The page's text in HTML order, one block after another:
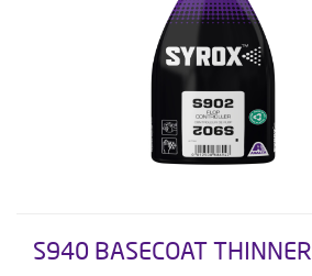
S940 BASECOAT THINNER